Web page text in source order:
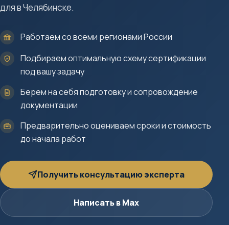
для в Челябинске.
Работаем со всеми регионами России
Подбираем оптимальную схему сертификации
под вашу задачу
Берем на себя подготовку и сопровождение
документации
Предварительно оцениваем сроки и стоимость
до начала работ
Получить консультацию эксперта
Написать в Max